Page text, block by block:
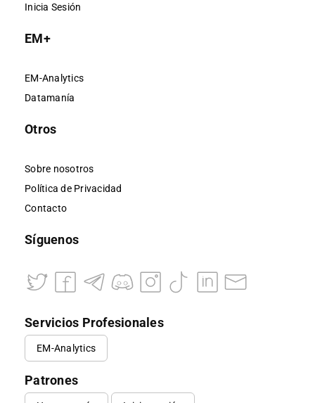
Inicia Sesión
EM+
EM-Analytics
Datamanía
Otros
Sobre nosotros
Política de Privacidad
Contacto
Síguenos
Servicios Profesionales
EM-Analytics
Patrones